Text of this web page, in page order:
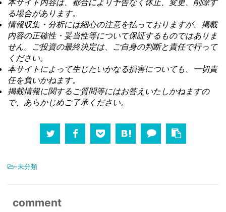
る場合があります。
情報収集・分析には細心の注意を払っておりますが、掲載
内容の正確性・妥当性等について保証するものではありま
せん。ご投資の最終決定は、ご自身の判断と責任で行って
ください。
本サイトによって生じたいかなる損害についても、一切責
任を負いかねます。
掲載情報に関するご質問等にはお答えいたしかねますの
で、あらかじめご了承ください。
-未分類
comment